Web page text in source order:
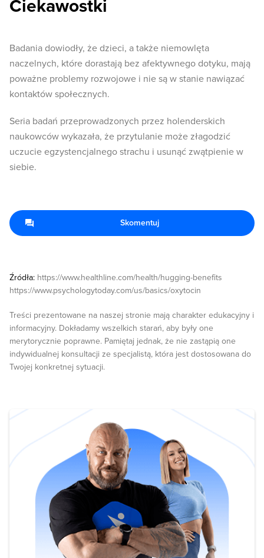
Ciekawostki
Badania dowiodły, że dzieci, a także niemowlęta
naczelnych, które dorastają bez afektywnego dotyku, mają
poważne problemy rozwojowe i nie są w stanie nawiązać
kontaktów społecznych.
Seria badań przeprowadzonych przez holenderskich
naukowców wykazała, że ​​przytulanie może złagodzić
uczucie egzystencjalnego strachu i usunąć zwątpienie w
siebie.
Źródła: https://www.healthline.com/health/hugging-benefits
https://www.psychologytoday.com/us/basics/oxytocin
Treści prezentowane na naszej stronie mają charakter edukacyjny i
informacyjny. Dokładamy wszelkich starań, aby były one
merytorycznie poprawne. Pamiętaj jednak, że nie zastąpią one
indywidualnej konsultacji ze specjalistą, która jest dostosowana do
Twojej konkretnej sytuacji.
Skomentuj